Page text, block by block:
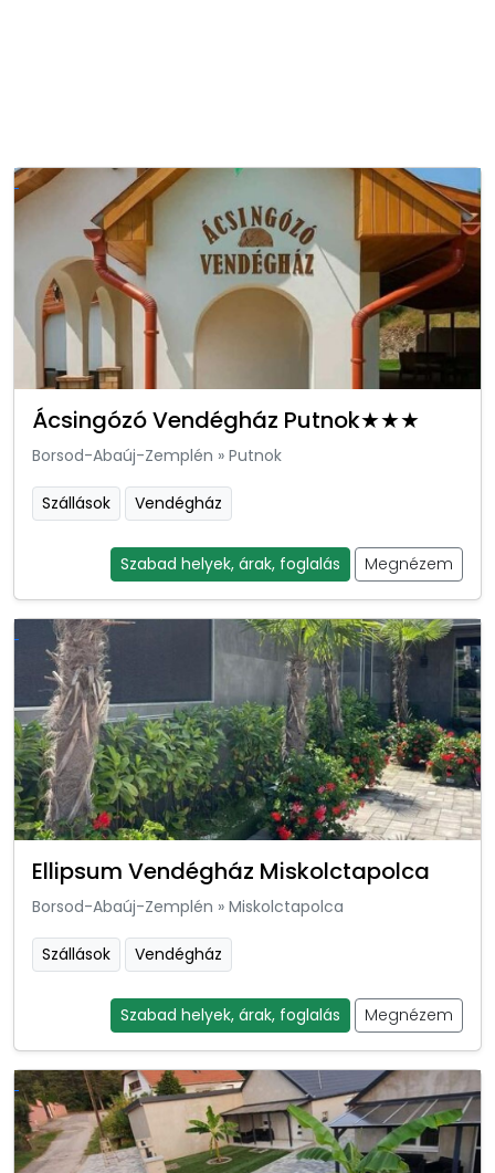
Ácsingózó Vendégház Putnok★★★
Borsod-Abaúj-Zemplén » Putnok
Szállások Vendégház
Szabad helyek, árak, foglalás Megnézem
Ellipsum Vendégház Miskolctapolca
Borsod-Abaúj-Zemplén » Miskolctapolca
Szállások Vendégház
Szabad helyek, árak, foglalás Megnézem